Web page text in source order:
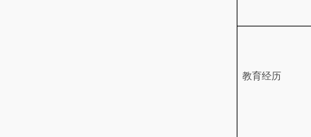
教育经历